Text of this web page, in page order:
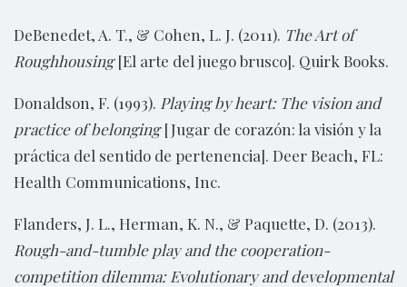
DeBenedet, A. T., & Cohen, L. J. (2011). The Art of
Roughhousing[El arte del juego brusco]. Quirk Books.
Donaldson, F. (1993). Playing by heart: The vision and
practice of belonging[Jugar de corazón: la visión y la
práctica del sentido de pertenencia]. Deer Beach, FL:
Health Communications, Inc.
Flanders, J. L., Herman, K. N., & Paquette, D. (2013).
Rough-and-tumble play and the cooperation-
competition dilemma: Evolutionary and developmental